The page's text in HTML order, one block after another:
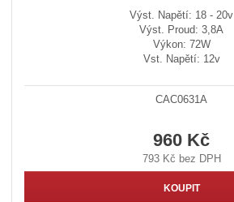
Výst. Napětí: 18 - 20v
Výst. Proud: 3,8A
Výkon: 72W
Vst. Napětí: 12v
CAC0631A
960 Kč
793 Kč bez DPH
KOUPIT